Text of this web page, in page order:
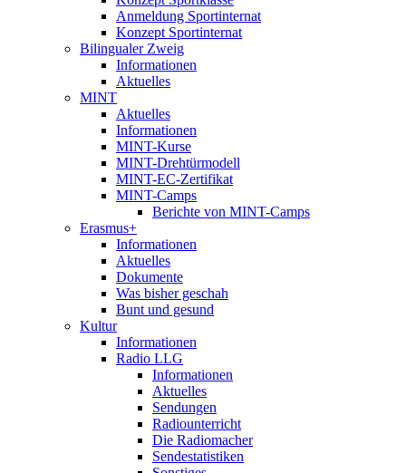
Anmeldung Sportinternat
Konzept Sportinternat
Bilingualer Zweig
Informationen
Aktuelles
MINT
Aktuelles
Informationen
MINT-Kurse
MINT-Drehtürmodell
MINT-EC-Zertifikat
MINT-Camps
Berichte von MINT-Camps
Erasmus+
Informationen
Aktuelles
Dokumente
Was bisher geschah
Bunt und gesund
Kultur
Informationen
Radio LLG
Informationen
Aktuelles
Sendungen
Radiounterricht
Die Radiomacher
Sendestatistiken